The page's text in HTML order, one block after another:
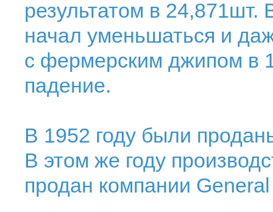
результатом в
начал уменьшаться и
с фермерским джипом в
падение.
В 1952 году были
В этом же году
продан компании